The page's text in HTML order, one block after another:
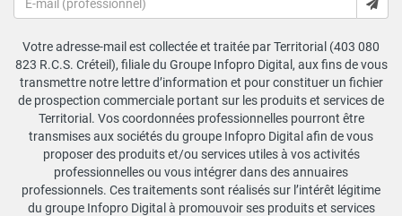
Votre adresse-mail est collectée et traitée par Territorial (403 080
823 R.C.S. Créteil), filiale du Groupe Infopro Digital, aux fins de vous
transmettre notre lettre d’information et pour constituer un fichier
de prospection commerciale portant sur les produits et services de
Territorial. Vos coordonnées professionnelles pourront être
transmises aux sociétés du groupe Infopro Digital afin de vous
proposer des produits et/ou services utiles à vos activités
professionnelles ou vous intégrer dans des annuaires
professionnels. Ces traitements sont réalisés sur l’intérêt légitime
du groupe Infopro Digital à promouvoir ses produits et services